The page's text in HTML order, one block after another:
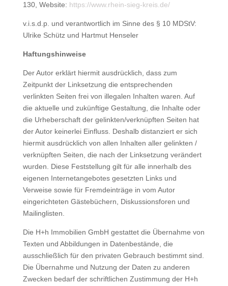
130, Website: https://www.rhein-sieg-kreis.de/
v.i.s.d.p. und verantwortlich im Sinne des § 10 MDStV:
Ulrike Schütz und Hartmut Henseler
Haftungshinweise
Der Autor erklärt hiermit ausdrücklich, dass zum
Zeitpunkt der Linksetzung die entsprechenden
verlinkten Seiten frei von illegalen Inhalten waren. Auf
die aktuelle und zukünftige Gestaltung, die Inhalte oder
die Urheberschaft der gelinkten/verknüpften Seiten hat
der Autor keinerlei Einfluss. Deshalb distanziert er sich
hiermit ausdrücklich von allen Inhalten aller gelinkten /
verknüpften Seiten, die nach der Linksetzung verändert
wurden. Diese Feststellung gilt für alle innerhalb des
eigenen Internetangebotes gesetzten Links und
Verweise sowie für Fremdeinträge in vom Autor
eingerichteten Gästebüchern, Diskussionsforen und
Mailinglisten.
Die H+h Immobilien GmbH gestattet die Übernahme von
Texten und Abbildungen in Datenbestände, die
ausschließlich für den privaten Gebrauch bestimmt sind.
Die Übernahme und Nutzung der Daten zu anderen
Zwecken bedarf der schriftlichen Zustimmung der H+h